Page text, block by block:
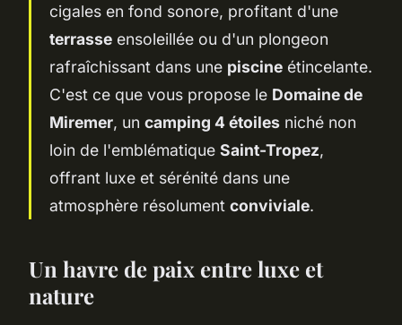
cigales en fond sonore, profitant d'une
terrasse ensoleillée ou d'un plongeon
rafraîchissant dans une piscine étincelante.
C'est ce que vous propose le Domaine de
Miremer, un camping 4 étoiles niché non
loin de l'emblématique Saint-Tropez,
offrant luxe et sérénité dans une
atmosphère résolument conviviale.
Un havre de paix entre luxe et
nature